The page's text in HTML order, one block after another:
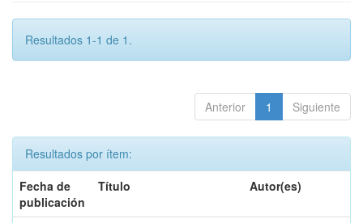
Resultados 1-1 de 1.
Anterior 1 Siguiente
Resultados por ítem:
Fecha de
publicación
Título Autor(es)